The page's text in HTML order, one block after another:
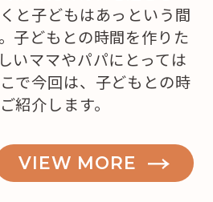
と子どもはあっという間
子どもとの時間を作りた
いママやパパにとっては
で今回は、子どもとの時
紹介します。
VIEW MORE